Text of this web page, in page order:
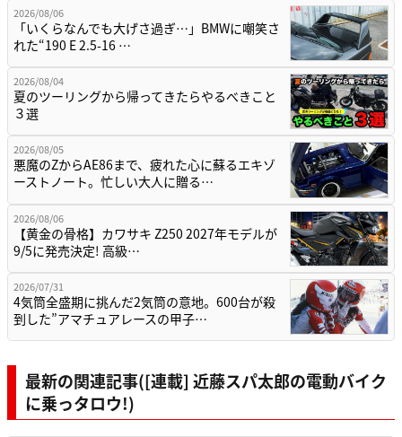
2026/08/06
「いくらなんでも大げさ過ぎ…」BMWに嘲笑さ
れた“190 E 2.5-16 …
2026/08/04
夏のツーリングから帰ってきたらやるべきこと
３選
2026/08/05
悪魔のZからAE86まで、疲れた心に蘇るエキゾ
ーストノート。忙しい大人に贈る…
2026/08/06
【黄金の骨格】カワサキ Z250 2027年モデルが
9/5に発売決定! 高級…
2026/07/31
4気筒全盛期に挑んだ2気筒の意地。600台が殺
到した”アマチュアレースの甲子…
最新の関連記事([連載] 近藤スパ太郎の電動バイク
に乗っタロウ!)